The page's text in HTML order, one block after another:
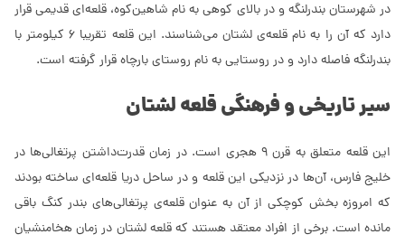
در شهرستان بندرلنگه و در بالای کوهی به نام شاهین‌کوه، قلعه‌ای قدیمی قرار
دارد که آن را به نام قلعه‌ی لشتان می‌شناسند. این قلعه تقریبا 6 کیلومتر با
بندرلنگه فاصله دارد و در روستایی به نام روستای بارچاه قرار گرفته است.
سیر تاریخی و فرهنگی قلعه لشتان
این قلعه متعلق به قرن 9 هجری است. در زمان قدرت‌داشتن پرتغالی‌ها در
خلیج فارس، آن‌ها در نزدیکی این قلعه و در ساحل دریا قلعه‌ای ساخته بودند
که امروزه بخش کوچکی از آن به عنوان قلعه‌ی پرتغالی‌های بندر کنگ باقی
مانده است. برخی از افراد معتقد هستند که قلعه لشتان در زمان هخامنشیان